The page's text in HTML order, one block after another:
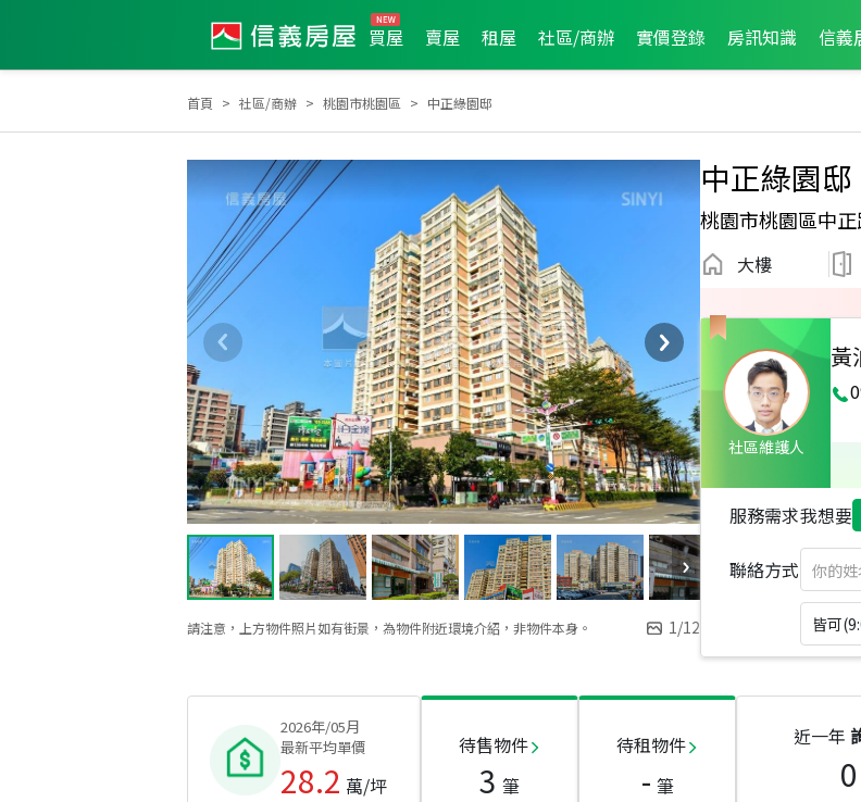
買屋 賣屋 租屋 社區/商辦 實價登錄 房訊知識 信義
首頁 社區/商辦 桃園市桃園區 中正綠園邸
請注意，上方物件照片如有街景，為物件附近環境介紹，非物件本身。 1/12
中正綠園邸
桃園市桃園區中
大樓
社區維護人
黃
2026年1月區成件TOP3 2025年7月區成件TOP3 2025年7月龍虎榜
服務需求我想要
聯絡方式
皆可
2026年/05月
最新平均單價
28.2 萬/坪
待售物件
3 筆
待租物件
- 筆
近一年
0